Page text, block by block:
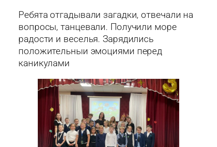
Ребята отгадывали загадки, отвечали на
вопросы, танцевали. Получили море
радости и веселья. Зарядились
положительныи эмоциями перед
каникулами